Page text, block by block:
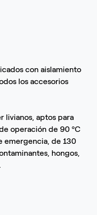
con aislamiento
los accesorios
livianos, aptos para
operación de 90 ºC
emergencia, de 130
hongos,